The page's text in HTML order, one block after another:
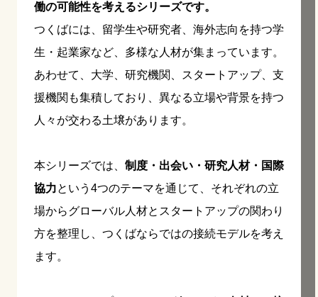
働の可能性を考えるシリーズです。
つくばには、留学生や研究者、海外志向を持つ学
生・起業家など、多様な人材が集まっています。
あわせて、大学、研究機関、スタートアップ、支
援機関も集積しており、異なる立場や背景を持つ
人々が交わる土壌があります。
本シリーズでは、 制度・出会い・研究人材・国際
協力という4つのテーマを通じて、それぞれの立
場からグローバル人材とスタートアップの関わり
方を整理し、つくばならではの接続モデルを考え
ます。